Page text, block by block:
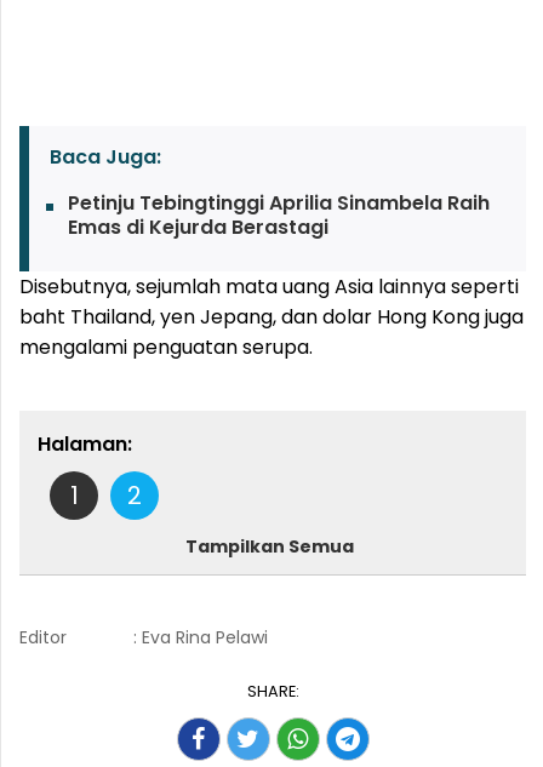
Baca Juga:
Petinju Tebingtinggi Aprilia Sinambela Raih
Emas di Kejurda Berastagi
Disebutnya, sejumlah mata uang Asia lainnya seperti
baht Thailand, yen Jepang, dan dolar Hong Kong juga
mengalami penguatan serupa.
Halaman:
1 2
Tampilkan Semua
Editor : Eva Rina Pelawi
SHARE: